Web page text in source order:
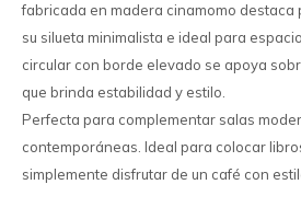
fabricada en madera cinamomo destaca
su silueta minimalista e ideal para
circular con borde elevado se apoya
que brinda estabilidad y estilo.
Perfecta para complementar salas
contemporáneas. Ideal para colocar
simplemente disfrutar de un café con